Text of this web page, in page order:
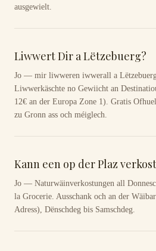
ausgewielt.
Liwwert Dir a Lëtzebuerg?
Jo — mir liwweren iwwerall a
Liwwerkäschte no Gewiicht an
12€ an der Europa Zone 1). Gratis
zu Gronn ass och méiglech.
Kann een op der Plaz
Jo — Naturwäinverkostungen all
la Grocerie. Ausschank och an der
Adress), Dënschdeg bis Samschdeg.